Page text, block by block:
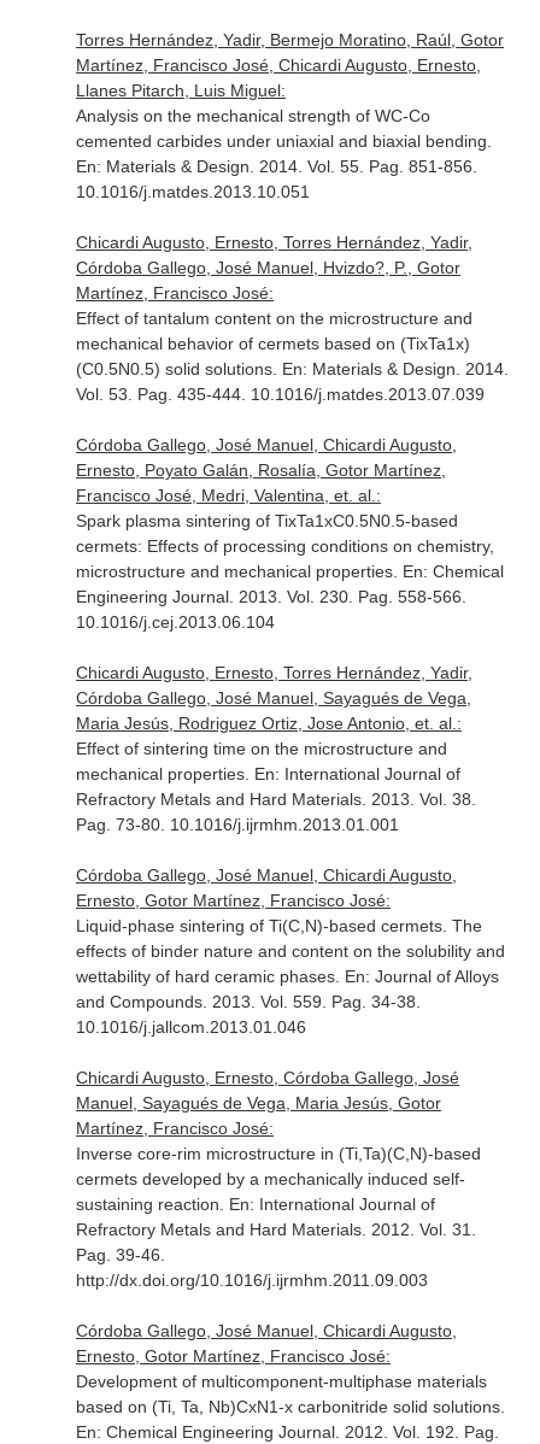
Torres Hernández, Yadir, Bermejo Moratino, Raúl, Gotor
Martínez, Francisco José, Chicardi Augusto, Ernesto,
Llanes Pitarch, Luis Miguel:
Analysis on the mechanical strength of WC-Co
cemented carbides under uniaxial and biaxial bending.
En: Materials & Design . 2014. Vol. 55. Pag. 851-856.
10.1016/j.matdes.2013.10.051
Chicardi Augusto, Ernesto, Torres Hernández, Yadir,
Córdoba Gallego, José Manuel, Hvizdo?, P., Gotor
Martínez, Francisco José:
Effect of tantalum content on the microstructure and
mechanical behavior of cermets based on (TixTa1x)
(C0.5N0.5) solid solutions. En: Materials & Design . 2014.
Vol. 53. Pag. 435-444. 10.1016/j.matdes.2013.07.039
Córdoba Gallego, José Manuel, Chicardi Augusto,
Ernesto, Poyato Galán, Rosalía, Gotor Martínez,
Francisco José, Medri, Valentina, et. al.:
Spark plasma sintering of TixTa1xC0.5N0.5-based
cermets: Effects of processing conditions on chemistry,
microstructure and mechanical properties. En: Chemical
Engineering Journal. 2013. Vol. 230. Pag. 558-566.
10.1016/j.cej.2013.06.104
Chicardi Augusto, Ernesto, Torres Hernández, Yadir,
Córdoba Gallego, José Manuel, Sayagués de Vega,
Maria Jesús, Rodriguez Ortiz, Jose Antonio, et. al.:
Effect of sintering time on the microstructure and
mechanical properties. En: International Journal of
Refractory Metals and Hard Materials. 2013. Vol. 38.
Pag. 73-80. 10.1016/j.ijrmhm.2013.01.001
Córdoba Gallego, José Manuel, Chicardi Augusto,
Ernesto, Gotor Martínez, Francisco José:
Liquid-phase sintering of Ti(C,N)-based cermets. The
effects of binder nature and content on the solubility and
wettability of hard ceramic phases. En: Journal of Alloys
and Compounds. 2013. Vol. 559. Pag. 34-38.
10.1016/j.jallcom.2013.01.046
Chicardi Augusto, Ernesto, Córdoba Gallego, José
Manuel, Sayagués de Vega, Maria Jesús, Gotor
Martínez, Francisco José:
Inverse core-rim microstructure in (Ti,Ta)(C,N)-based
cermets developed by a mechanically induced self-
sustaining reaction. En: International Journal of
Refractory Metals and Hard Materials. 2012. Vol. 31.
Pag. 39-46.
http://dx.doi.org/10.1016/j.ijrmhm.2011.09.003
Córdoba Gallego, José Manuel, Chicardi Augusto,
Ernesto, Gotor Martínez, Francisco José:
Development of multicomponent-multiphase materials
based on (Ti, Ta, Nb)CxN1-x carbonitride solid solutions.
En: Chemical Engineering Journal. 2012. Vol. 192. Pag.